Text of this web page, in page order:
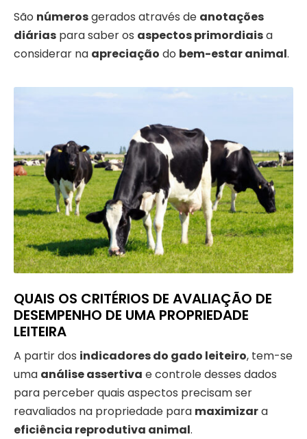
São númerosgerados através de anotações
diárias para saber os aspectos primordiaisa
considerar na apreciação do bem-estar animal.
QUAIS OS CRITÉRIOS DE AVALIAÇÃO DE
DESEMPENHO DE UMA PROPRIEDADE
LEITEIRA
A partir dos indicadores do gado leiteiro, tem-se
uma análise assertiva e controle desses dados
para perceber quais aspectos precisam ser
reavaliados na propriedade para maximizara
eficiência reprodutiva animal.